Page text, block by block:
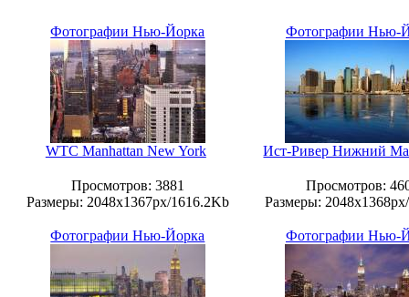
Фотографии Нью-Йорка
WTC Manhattan New York
Просмотров: 3881
Размеры: 2048x1367px/1616.2Kb
Фотографии Нью-
Ист-Ривер Нижний
Просмотров:
Размеры:
Фотографии Нью-Йорка Фотографии Нью-